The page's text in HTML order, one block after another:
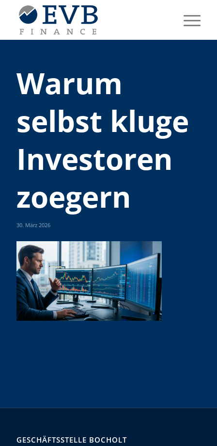
Warum
selbst kluge
Investoren
zoegern
30. März 2026
GESCHÄFTSSTELLE BOCHOLT